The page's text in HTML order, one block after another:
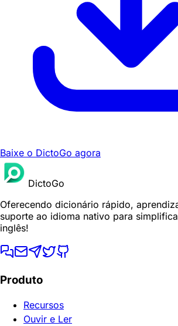
Baixe o DictoGo agora
DictoGo
Oferecendo dicionário rápido,
suporte ao idioma nativo para
inglês!
Produto
Recursos
Ouvir e Ler